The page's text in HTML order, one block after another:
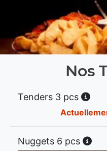
Nos
Tenders 3 pcs
Nuggets 6 pcs